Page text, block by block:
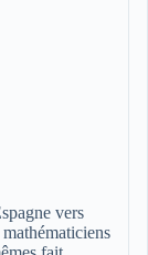
vers